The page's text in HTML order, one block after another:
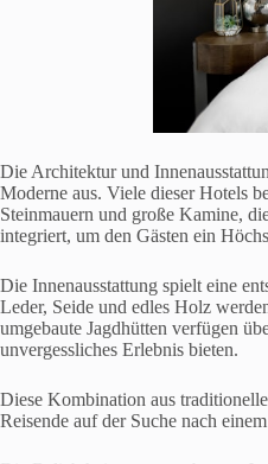
Die Architektur und
Moderne aus. Viele dieser Hotels
Steinmauern und große Kamine,
integriert, um den Gästen ein
Die Innenausstattung spielt eine
Leder, Seide und edles Holz
umgebaute Jagdhütten verfügen
unvergessliches Erlebnis bieten.
Diese Kombination aus
Reisende auf der Suche nach